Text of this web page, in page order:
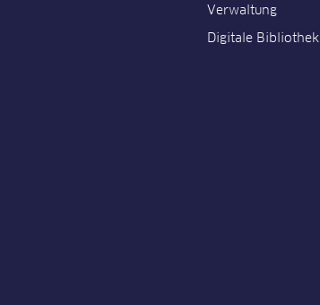
Verwaltung
Digitale Bibliothek